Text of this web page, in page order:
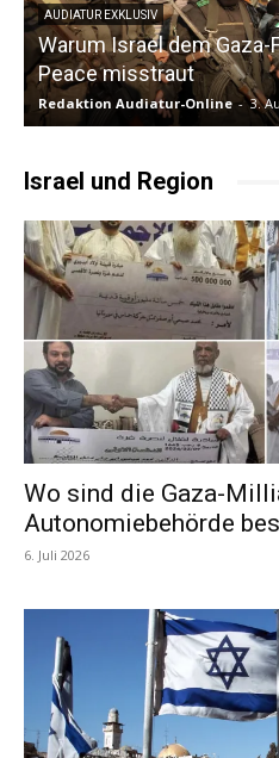
AUDIATUR EXKLUSIV
Warum Israel dem
Peace misstraut
Redaktion Audiatur-Online - 3.
Israel und Region
Wo sind die Gaza-
Autonomiebehörde
6. Juli 2026